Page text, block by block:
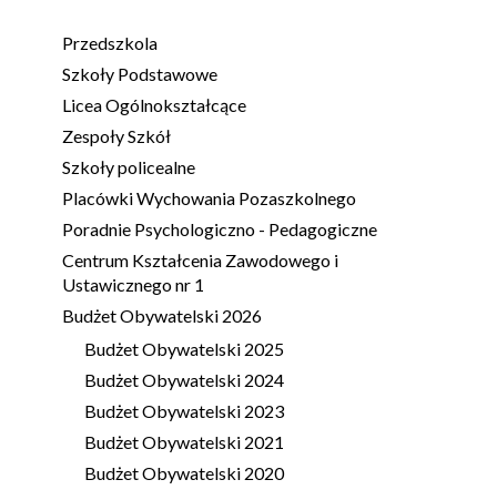
Przedszkola
Szkoły Podstawowe
Licea Ogólnokształcące
Zespoły Szkół
Szkoły policealne
Placówki Wychowania Pozaszkolnego
Poradnie Psychologiczno - Pedagogiczne
Centrum Kształcenia Zawodowego i
Ustawicznego nr 1
Budżet Obywatelski 2026
Budżet Obywatelski 2025
Budżet Obywatelski 2024
Budżet Obywatelski 2023
Budżet Obywatelski 2021
Budżet Obywatelski 2020